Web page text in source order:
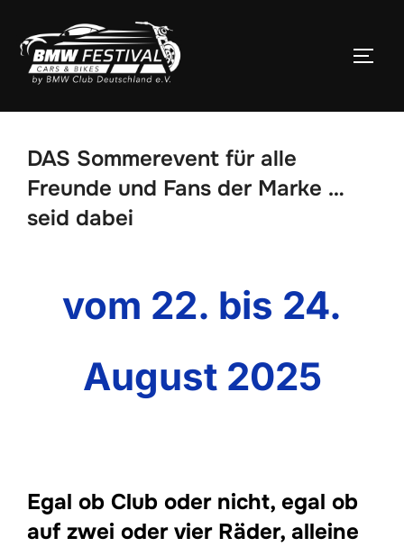
Inhalt
springen
DAS Sommerevent für alle
Freunde und Fans der Marke …
seid dabei
vom 22. bis 24.
August 2025
Egal ob Club oder nicht, egal ob
auf zwei oder vier Räder, alleine